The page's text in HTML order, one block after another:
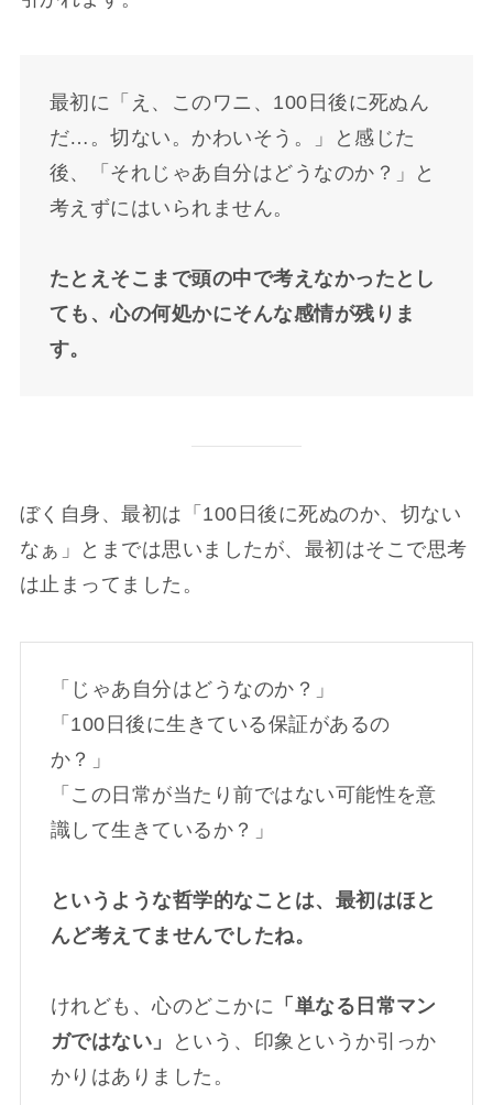
最初に「え、このワニ、100日後に死ぬん
だ…。切ない。かわいそう。」と感じた
後、「それじゃあ自分はどうなのか？」と
考えずにはいられません。
たとえそこまで頭の中で考えなかったとし
ても、心の何処かにそんな感情が残りま
す。
ぼく自身、最初は「100日後に死ぬのか、切ない
なぁ」とまでは思いましたが、最初はそこで思考
は止まってました。
「じゃあ自分はどうなのか？」
「100日後に生きている保証があるの
か？」
「この日常が当たり前ではない可能性を意
識して生きているか？」
というような哲学的なことは、最初はほと
んど考えてませんでしたね。
けれども、心のどこかに 「単なる日常マン
ガではない」
という、印象というか引っか
かりはありました。